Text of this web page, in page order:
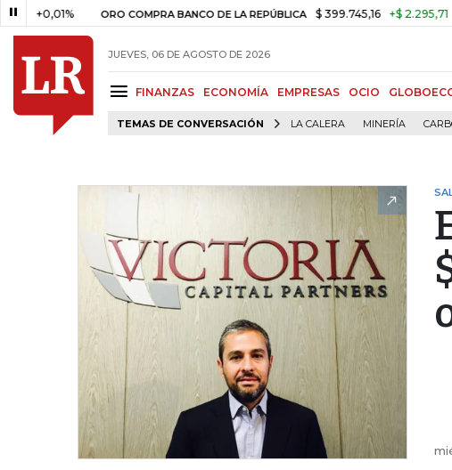
ORO COMPRA BANCO DE LA REPÚBLICA $ 399.745,16 +$ 2.295,71 +0,58%
JUEVES, 06 DE AGOSTO DE 2026
FINANZAS ECONOMÍA EMPRESAS OCIO
TEMAS DE CONVERSACIÓN LA CALERA MINERÍA